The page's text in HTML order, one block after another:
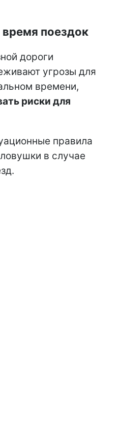
время поездок
дороги
угрозы для
времени,
риски для
правила
в случае